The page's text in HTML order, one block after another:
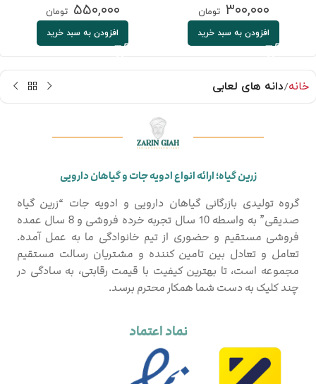
۳۰۰,۰۰۰ تومان
افزودن به سبد خرید
۵۵۰,۰۰۰ تومان
افزودن به سبد خرید
خانه دانه های لعابی
زرین گیاه؛ ارائه انواع ادویه جات و گیاهان دارویی
گروه تولیدی بازرگانی گیاهان دارویی و ادویه جات “زرین گیاه
صدیقی” به واسطه 10 سال تجربه خرده فروشی و 8 سال عمده
فروشی مستقیم و حضوری از تیم خانوادگی ما به عمل آمده.
تعامل و تعادل بین تامین کننده و مشتریان رسالت مستقیم
مجموعه است، تا بهترین کیفیت با قیمت رقابتی، به سادگی در
چند کلیک به دست شما همکار محترم برسد.
نماد اعتماد